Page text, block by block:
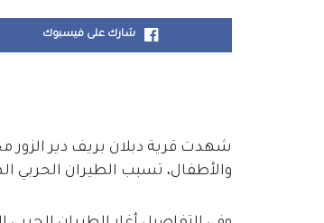
شارك على فيسبوك
والأطفال، تسبب الطيران الحربي